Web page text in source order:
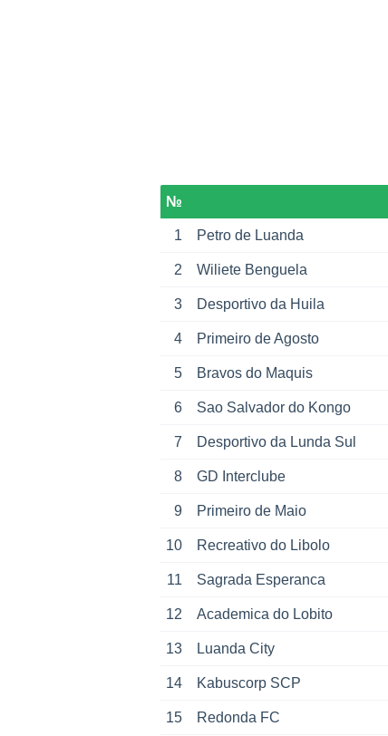
№
1 Petro de Luanda
2 Wiliete Benguela
3 Desportivo da Huila
4 Primeiro de Agosto
5 Bravos do Maquis
6 Sao Salvador do Kongo
7 Desportivo da Lunda Sul
8 GD Interclube
9 Primeiro de Maio
10 Recreativo do Libolo
11 Sagrada Esperanca
12 Academica do Lobito
13 Luanda City
14 Kabuscorp SCP
15 Redonda FC